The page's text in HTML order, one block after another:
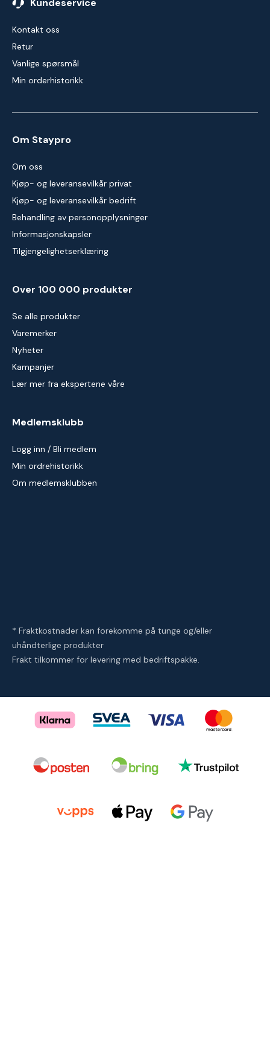
Kundeservice
Kontakt oss
Retur
Vanlige spørsmål
Min orderhistorikk
Om Staypro
Om oss
Kjøp- og leveransevilkår privat
Kjøp- og leveransevilkår bedrift
Behandling av personopplysninger
Informasjonskapsler
Tilgjengelighetserklæring
Over 100 000 produkter
Se alle produkter
Varemerker
Nyheter
Kampanjer
Lær mer fra ekspertene våre
Medlemsklubb
Logg inn / Bli medlem
Min ordrehistorikk
Om medlemsklubben
* Fraktkostnader kan forekomme på tunge og/eller
uhåndterlige produkter
Frakt tilkommer for levering med bedriftspakke.